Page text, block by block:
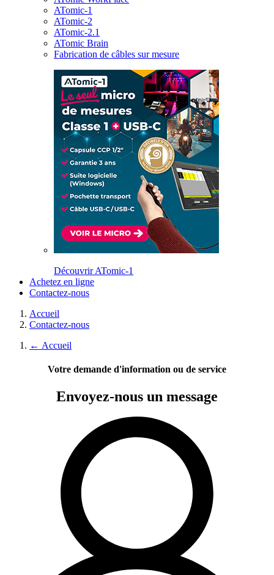
ATomic-1
ATomic-2
ATomic-2.1
ATomic Brain
Fabrication de câbles sur mesure
Découvrir ATomic-1
Achetez en ligne
Contactez-nous
Accueil
Contactez-nous
← Accueil
Votre demande d'information ou de service
Envoyez-nous un message